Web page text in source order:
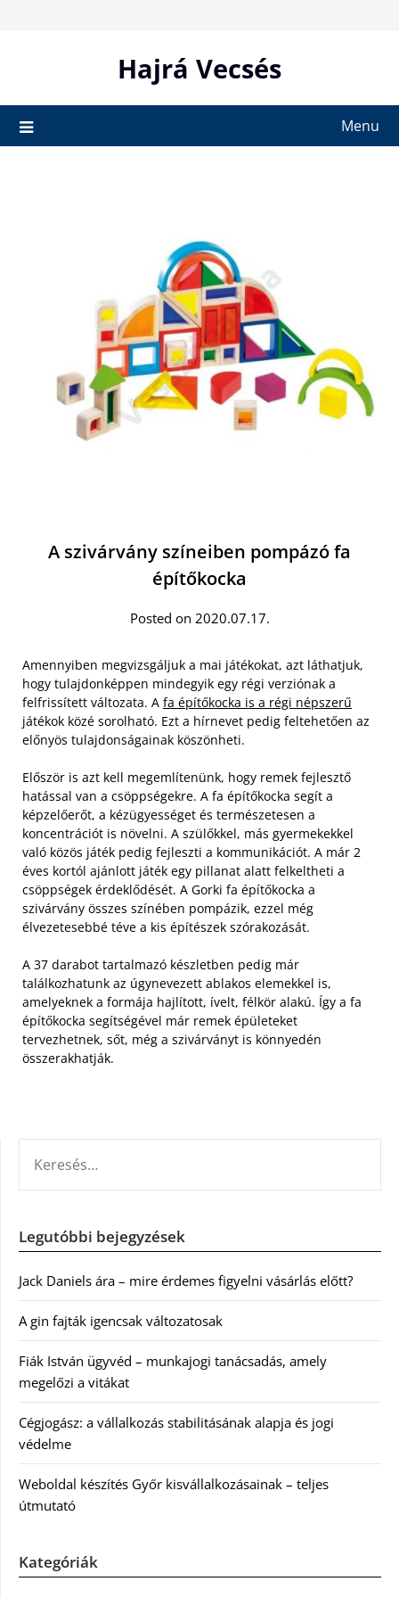
Hajrá Vecsés
Menu
A szivárvány színeiben pompázó fa
építőkocka
Posted on 2020.07.17.
Amennyiben megvizsgáljuk a mai játékokat, azt láthatjuk,
hogy tulajdonképpen mindegyik egy régi verziónak a
felfrissített változata. A fa építőkocka is a régi népszerű
játékok közé sorolható. Ezt a hírnevet pedig feltehetően az
előnyös tulajdonságainak köszönheti.
Először is azt kell megemlítenünk, hogy remek fejlesztő
hatással van a csöppségekre. A fa építőkocka segít a
képzelőerőt, a kézügyességet és természetesen a
koncentrációt is növelni. A szülőkkel, más gyermekekkel
való közös játék pedig fejleszti a kommunikációt. A már 2
éves kortól ajánlott játék egy pillanat alatt felkeltheti a
csöppségek érdeklődését. A Gorki fa építőkocka a
szivárvány összes színében pompázik, ezzel még
élvezetesebbé téve a kis építészek szórakozását.
A 37 darabot tartalmazó készletben pedig már
találkozhatunk az úgynevezett ablakos elemekkel is,
amelyeknek a formája hajlított, ívelt, félkör alakú. Így a fa
építőkocka segítségével már remek épületeket
tervezhetnek, sőt, még a szivárványt is könnyedén
összerakhatják.
Legutóbbi bejegyzések
Jack Daniels ára – mire érdemes figyelni vásárlás előtt?
A gin fajták igencsak változatosak
Fiák István ügyvéd – munkajogi tanácsadás, amely
megelőzi a vitákat
Cégjogász: a vállalkozás stabilitásának alapja és jogi
védelme
Weboldal készítés Győr kisvállalkozásainak – teljes
útmutató
Kategóriák